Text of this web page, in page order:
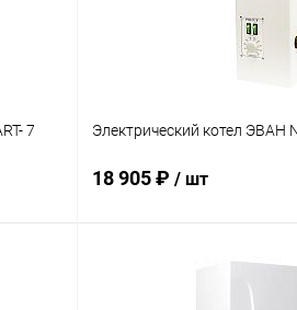
7 Электрический котел ЭВАН
18 905 ₽ / шт
В